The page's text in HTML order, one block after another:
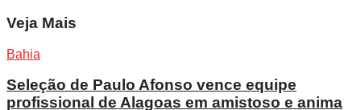
Veja Mais
Bahia
Seleção de Paulo Afonso vence equipe
profissional de Alagoas em amistoso e anima